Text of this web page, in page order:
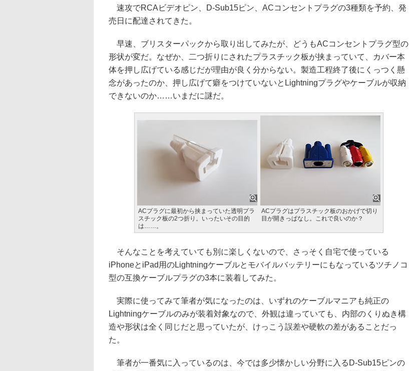
速攻でRCAビデオピン、D-Sub15ピン、ACコンセントプラグの3種類を予約、発
売日に配達されてきた。
早速、ブリスターパックから取り出してみたが、どうもACコンセントプラグ型の
形状が変だ。なぜか、二つ折りにされたプラスチック板が挟まっていて、カバー本
体を押し広げている感じだが理由が良く分からない。製造工程終了後にくっつく懸
念があったのか、押し広げて癖をつけていないとLightningプラグやケーブルが収納
できないのか……いまだに謎だ。
ACプラグに最初から挟まっていた透明プラ
スチック板の2つ折り。いったいその目的
は……。
ACプラグはプラスチック板のおかげで切り
目が開きっぱなし。これで良いのか？
そんなことを考えていても別に楽しくないので、さっそく自宅で使っている
iPhoneとiPad用のLightningケーブルとモバイルバッテリーにもなっているツチノコ
型の互換ケーブルプラグの3本に装着してみた。
実際に使ってみて筆者が気になったのは、いずれのケーブルマニアも純正の
Lightningケーブルのみが装着対象なので、外観は違っていても、内部のくりぬき構
造や形状は全く同じだと思っていたが、けっこう誤差や硬軟の差があることだっ
た。
筆者が一番気に入っているのは、今では多少懐かしい分野に入るD-Sub15ピンの